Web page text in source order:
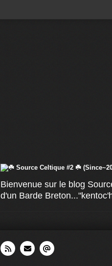
Bienvenue sur le blog
d'un Barde